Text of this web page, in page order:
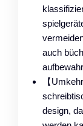
auch
【
design,